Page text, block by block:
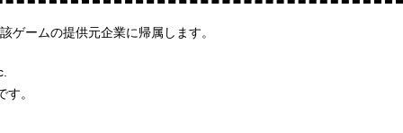
ゲームの提供元企業に帰属します。
。